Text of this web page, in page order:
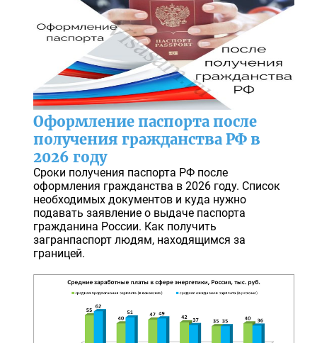
Оформление паспорта после
получения гражданства РФ в
2026 году
Сроки получения паспорта РФ после
оформления гражданства в 2026 году. Список
необходимых документов и куда нужно
подавать заявление о выдаче паспорта
гражданина России. Как получить
загранпаспорт людям, находящимся за
границей.